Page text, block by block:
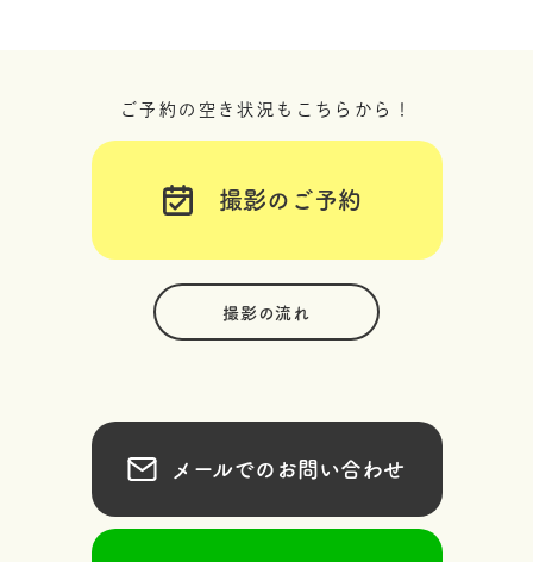
ご予約の空き状況もこちらから！
撮影のご予約
撮影の流れ
メールでのお問い合わせ